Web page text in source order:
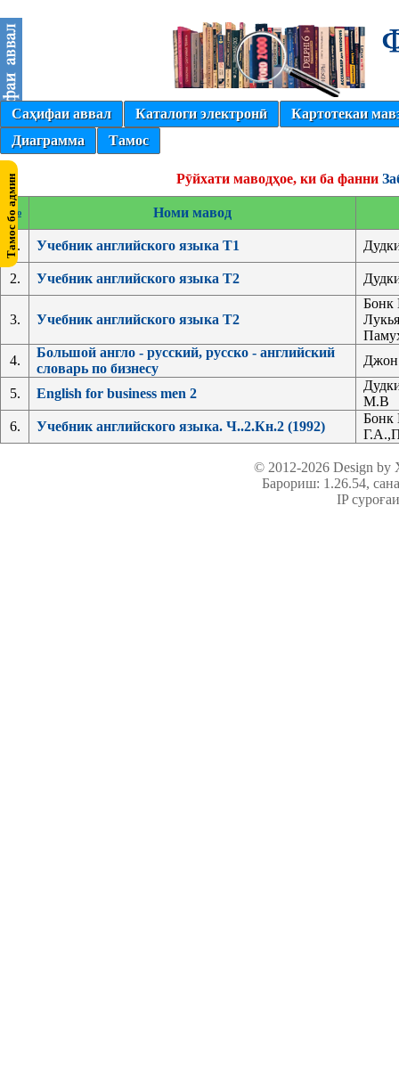
Саҳифаи аввал Каталоги электронӣ
Картотекаи
Диаграмма
Тамос
Рӯйхати маводҳое, ки ба фанни
№ Номи мавод
1. Учебник английского языка Т1
2. Учебник английского языка Т2
3. Учебник английского языка Т2
4.
Большой англо - русский, русско - английский
словарь по бизнесу
Джон
5. English for business men 2
М.В
6.
Учебник английского языка. Ч..2.Кн.2 (1992)
Бонк
© 2012-2026 Design
Барориш: 1.26.54,
IP